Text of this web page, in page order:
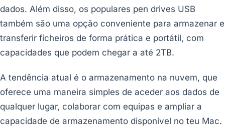
dados. Além disso, os populares pen drives USB
também são uma opção conveniente para armazenar e
transferir ficheiros de forma prática e portátil, com
capacidades que podem chegar a até 2TB.
A tendência atual é o armazenamento na nuvem, que
oferece uma maneira simples de aceder aos dados de
qualquer lugar, colaborar com equipas e ampliar a
capacidade de armazenamento disponível no teu Mac.